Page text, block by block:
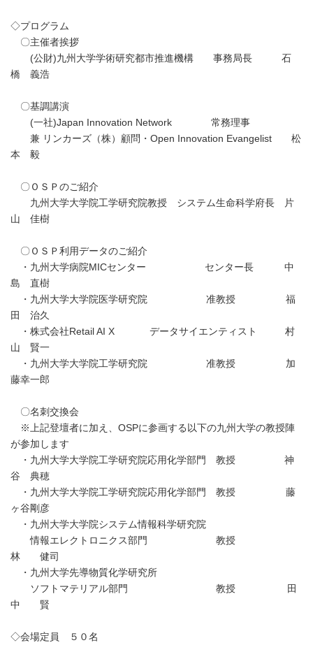
◇プログラム
〇主催者挨拶
(公財)九州大学学術研究都市推進機構 事務局長 石
橋 義浩
〇基調講演
(一社)Japan Innovation Network 常務理事
兼 リンカーズ（株）顧問・Open Innovation Evangelist 松
本 毅
〇ＯＳＰのご紹介
九州大学大学院工学研究院教授 システム生命科学府長 片
山 佳樹
〇ＯＳＰ利用データのご紹介
・九州大学病院MICセンター センター長 中
島 直樹
・九州大学大学院医学研究院 准教授 福
田 治久
・株式会社Retail AI X データサイエンティスト 村
山 賢一
・九州大学大学院工学研究院 准教授 加
藤幸一郎
〇名刺交換会
※上記登壇者に加え、OSPに参画する以下の九州大学の教授陣
が参加します
・九州大学大学院工学研究院応用化学部門 教授 神
谷 典穂
・九州大学大学院工学研究院応用化学部門 教授 藤
ヶ谷剛彦
・九州大学大学院システム情報科学研究院
情報エレクトロニクス部門 教授
林 健司
・九州大学先導物質化学研究所
ソフトマテリアル部門 教授 田
中 賢
◇会場定員 ５０名